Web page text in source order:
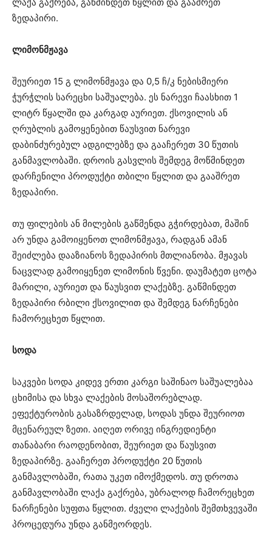
ზედაპირი.
ლიმონმჟავა
შეურიეთ 15 გ ლიმონმჟავა და 0,5 ჩ/კ ნებისმიერი
ჭურჭლის სარეცხი საშუალება. ეს ნარევი ჩაასხით 1
ლიტრ წყალში და კარგად აურიეთ. ქსოვილის ან
ღრუბლის გამოყენებით წაუსვით ნარევი
დაბინძურებულ ადგილებზე და გააჩერეთ 30 წუთის
განმავლობაში. დროის გასვლის შემდეგ მოწმინდეთ
დარჩენილი პროდუქტი თბილი წყლით და გააშრეთ
ზედაპირი.
თუ ფილების ან მილების გაწმენდა გჭირდებათ, მაშინ
არ უნდა გამოიყენოთ ლიმონმჟავა, რადგან ამან
შეიძლება დააზიანოს ზედაპირის მთლიანობა. მჟავას
ნაცვლად გამოიყენეთ ლიმონის წვენი. დაუმატეთ ცოტა
მარილი, აურიეთ და წაუსვით ლაქებზე. გაწმინდეთ
ზედაპირი რბილი ქსოვილით და შემდეგ ნარჩენები
ჩამორეცხეთ წყლით.
სოდა
საკვები სოდა კიდევ ერთი კარგი საშინაო საშუალებაა
ცხიმისა და სხვა ლაქების მოსაშორებლად.
ეფექტურობის გასაზრდელად, სოდას უნდა შეურიოთ
მცენარეულ ზეთი. აიღეთ ორივე ინგრედიენტი
თანაბარი რაოდენობით, შეურიეთ და წაუსვით
ზედაპირზე. გააჩერეთ პროდუქტი 20 წუთის
განმავლობაში, რათა უკეთ იმოქმედოს. თუ დროთა
განმავლობაში ლაქა გაქრება, უბრალოდ ჩამორეცხეთ
ნარჩენები სუფთა წყლით. ძველი ლაქების შემთხვევაში
პროცედურა უნდა განმეორდეს.